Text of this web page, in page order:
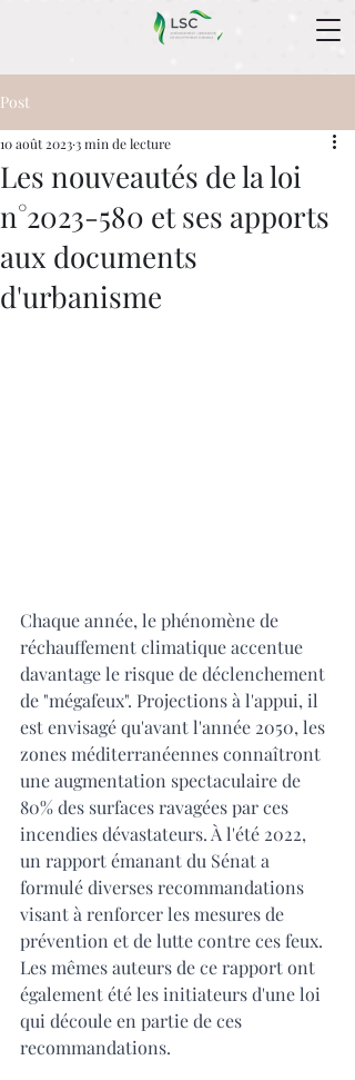
Post
Les nouveautés de la loi
n°2023-580 et ses apports
aux documents
d'urbanisme
10 août 20233 min de lecture
Chaque année, le phénomène de
réchauffement climatique accentue
davantage le risque de déclenchement
de "mégafeux". Projections à l'appui, il
est envisagé qu'avant l'année 2050, les
zones méditerranéennes connaîtront
une augmentation spectaculaire de
80% des surfaces ravagées par ces
incendies dévastateurs. À l'été 2022,
un rapport émanant du Sénat a
formulé diverses recommandations
visant à renforcer les mesures de
prévention et de lutte contre ces feux.
Les mêmes auteurs de ce rapport ont
également été les initiateurs d'une loi
qui découle en partie de ces
recommandations.